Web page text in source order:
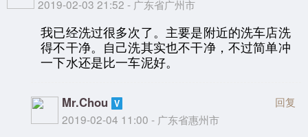
2019-02-03 21:52 - 广东省广州市
我已经洗过很多次了。主要是附近的洗车店洗
得不干净。自己洗其实也不干净，不过简单冲
一下水还是比一车泥好。
Mr.Chou
2019-02-04 11:00 - 广东省惠州市
回复